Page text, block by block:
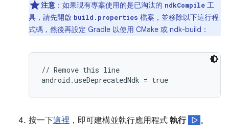
注意 ：如果現有專案使用的是已淘汰的 ndkCompile 工
具，請先開啟 build.properties 檔案，並移除以下這行程
式碼，然後再設定 Gradle 以使用 CMake 或 ndk-build：
// Remove this line
按一下這裡 ，即可建構並執行應用程式 執行
。